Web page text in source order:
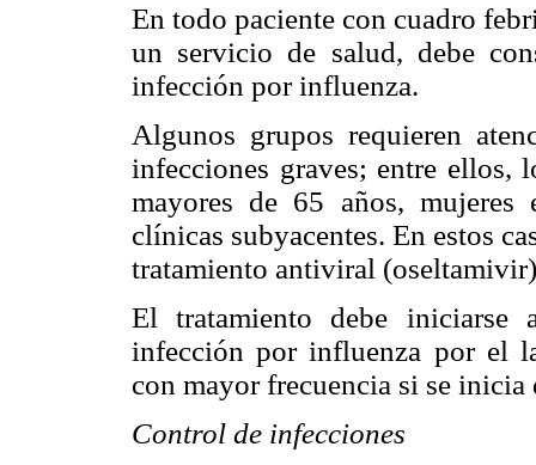
En todo paciente con cuadro
un servicio de salud, debe
infección por influenza.
Algunos grupos requieren
infecciones graves; entre ellos,
mayores de 65 años, mujeres
clínicas subyacentes. En estos
tratamiento antiviral
El tratamiento debe iniciarse
infección por influenza por el
con mayor frecuencia si se inicia
Control de infecciones